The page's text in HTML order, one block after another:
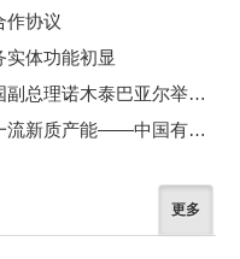
作协议
体功能初显
中铝集团董事长段向东与蒙古国副总理诺木泰巴亚尔举行会谈
锻造无愧时代无愧使命的世界一流新质产能——中国有色金属工业的战略应对与破局之道（二）
更多